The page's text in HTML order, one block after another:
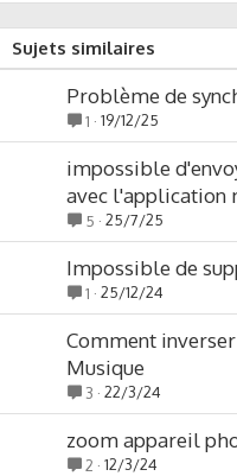
Sujets similaires
Problème de
1 19/12/25
impossible
avec l'application
5 25/7/25
Impossible de
1 25/12/24
Comment
Musique
3 22/3/24
zoom appareil
2 12/3/24